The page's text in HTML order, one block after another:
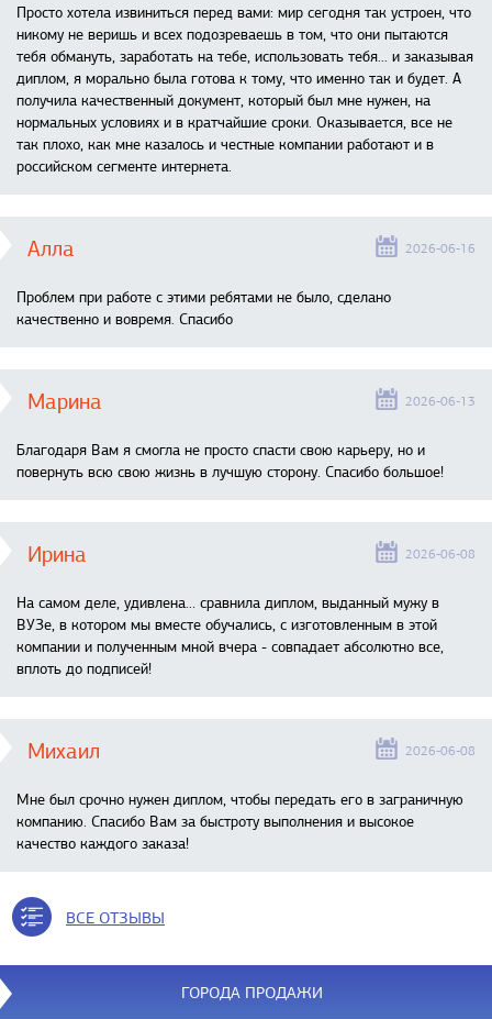
Просто хотела извиниться перед вами: мир сегодня так устроен, что
никому не веришь и всех подозреваешь в том, что они пытаются
тебя обмануть, заработать на тебе, использовать тебя... и заказывая
диплом, я морально была готова к тому, что именно так и будет. А
получила качественный документ, который был мне нужен, на
нормальных условиях и в кратчайшие сроки. Оказывается, все не
так плохо, как мне казалось и честные компании работают и в
российском сегменте интернета.
Алла 2026-06-16
Проблем при работе с этими ребятами не было, сделано
качественно и вовремя. Спасибо
Марина 2026-06-13
Благодаря Вам я смогла не просто спасти свою карьеру, но и
повернуть всю свою жизнь в лучшую сторону. Спасибо большое!
Ирина 2026-06-08
На самом деле, удивлена… сравнила диплом, выданный мужу в
ВУЗе, в котором мы вместе обучались, с изготовленным в этой
компании и полученным мной вчера - совпадает абсолютно все,
вплоть до подписей!
Михаил 2026-06-08
Мне был срочно нужен диплом, чтобы передать его в заграничную
компанию. Спасибо Вам за быстроту выполнения и высокое
качество каждого заказа!
ВСЕ ОТЗЫВЫ
ГОРОДА ПРОДАЖИ